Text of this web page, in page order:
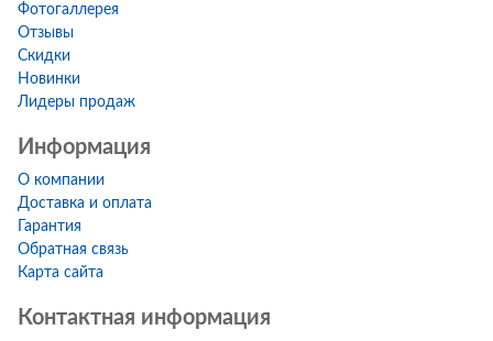
Фотогаллерея
Отзывы
Скидки
Новинки
Лидеры продаж
Информация
О компании
Доставка и оплата
Гарантия
Обратная связь
Карта сайта
Контактная информация